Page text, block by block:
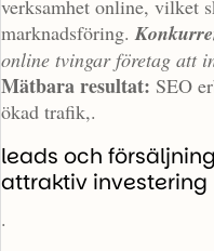
verksamhet online, vilket
marknadsföring.
online tvingar företag att
Mätbara resultat: SEO
ökad trafik,.
leads och
attraktiv investering
.